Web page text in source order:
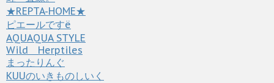
★REPTA-HOME★
ピエールですё
AQUAQUA STYLE
Wild Herptiles
まったりんぐ
KUUのいきものしいく